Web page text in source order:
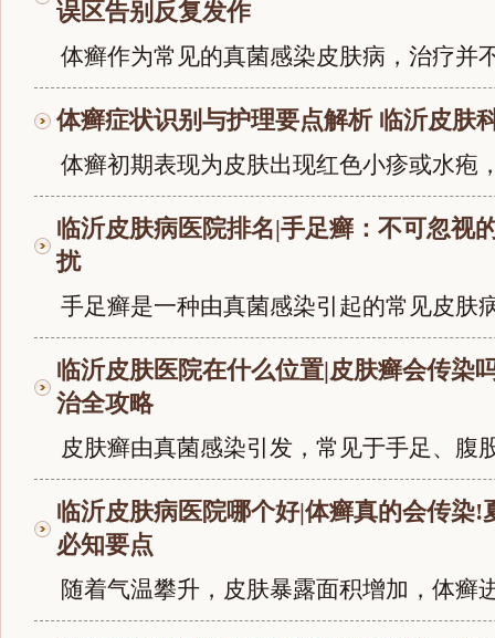
误区告别反复发作
体癣作为常见的真菌感染皮肤病，治疗并
体癣症状识别与护理要点解析 临沂皮肤
体癣初期表现为皮肤出现红色小疹或水疱
临沂皮肤病医院排名|手足癣：不可忽视
扰
手足癣是一种由真菌感染引起的常见皮肤
临沂皮肤医院在什么位置|皮肤癣会传染
治全攻略
皮肤癣由真菌感染引发，常见于手足、腹
临沂皮肤病医院哪个好|体癣真的会传染!
必知要点
随着气温攀升，皮肤暴露面积增加，体癣